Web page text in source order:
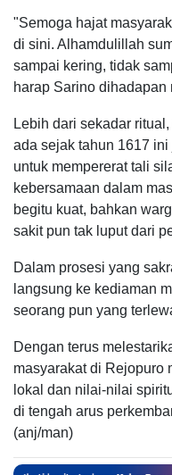
"Semoga hajat
di sini. Alhamdulillah
sampai kering, tidak
harap Sarino dihadapan
Lebih dari sekadar
ada sejak tahun 1617
untuk mempererat tali
kebersamaan dalam
begitu kuat, bahkan
sakit pun tak luput dari
Dalam prosesi yang
langsung ke kediaman
seorang pun yang
Dengan terus
masyarakat di Rejopuro
lokal dan nilai-nilai
di tengah arus
(anj/man)